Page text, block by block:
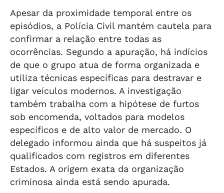
Apesar da proximidade temporal entre os
episódios, a Polícia Civil mantém cautela para
confirmar a relação entre todas as
ocorrências. Segundo a apuração, há indícios
de que o grupo atua de forma organizada e
utiliza técnicas específicas para destravar e
ligar veículos modernos. A investigação
também trabalha com a hipótese de furtos
sob encomenda, voltados para modelos
específicos e de alto valor de mercado. O
delegado informou ainda que há suspeitos já
qualificados com registros em diferentes
Estados. A origem exata da organização
criminosa ainda está sendo apurada.